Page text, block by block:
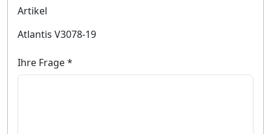
Artikel
Atlantis V3078-19
Ihre Frage *